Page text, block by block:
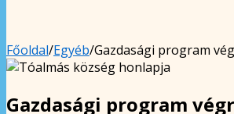
Főoldal/Egyéb/Gazdasági program
Gazdasági program